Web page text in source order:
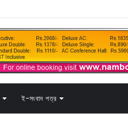
ই-সংবাদ পত্র